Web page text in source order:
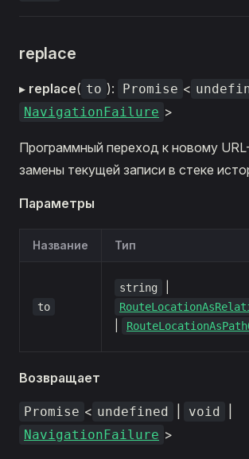
replace
▸ replace( to ): Promise <
NavigationFailure >
Программный переход к новому
замены текущей записи в стеке
Параметры
Название Тип
to
string
Возвращает
Promise < undefined void
NavigationFailure >